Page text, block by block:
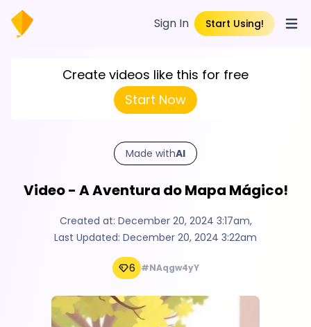
Sign In Start Using!
Create videos like this for free
Start Now
Made withAI
Video - A Aventura do Mapa Mágico!
Created at: December 20, 2024 3:17am,
Last Updated: December 20, 2024 3:22am
6 #NAqgw4yY